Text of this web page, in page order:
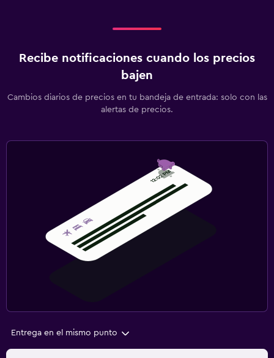
Recibe notificaciones cuando los precios
bajen
Cambios diarios de precios en tu bandeja de entrada: solo con las
alertas de precios.
Entrega en el mismo punto